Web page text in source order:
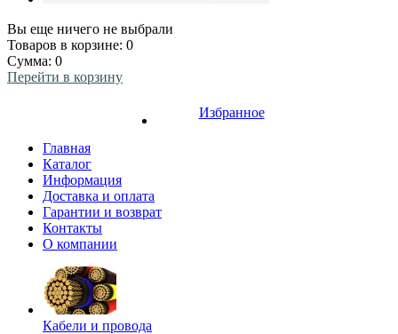
Вы еще ничего не выбрали
Товаров в корзине: 0
Сумма: 0
Перейти в корзину
Избранное
Главная
Каталог
Информация
Доставка и оплата
Гарантии и возврат
Контакты
О компании
Кабели и провода